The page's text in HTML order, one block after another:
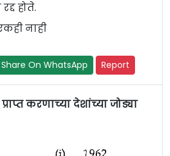
होते.
नाही
Share On WhatsApp Report
करणाच्या देशांच्या जोड्या